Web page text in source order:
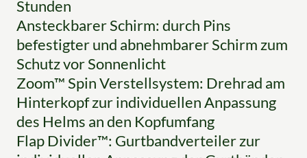
Stunden
Ansteckbarer Schirm: durch Pins
befestigter und abnehmbarer Schirm zum
Schutz vor Sonnenlicht
Zoom™ Spin Verstellsystem: Drehrad am
Hinterkopf zur individuellen Anpassung
des Helms an den Kopfumfang
Flap Divider™: Gurtbandverteiler zur